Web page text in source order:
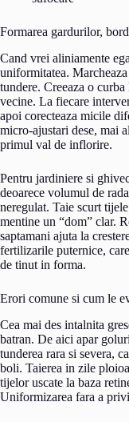
Formarea gardurilor,
Cand vrei aliniamente
uniformitatea.
tundere. Creeaza o
vecine. La fiecare
apoi corecteaza micile
micro-ajustari dese, mai
primul val de inflorire.
Pentru jardiniere si
deoarece volumul de
neregulat. Taie scurt
mentine un “dom” clar.
saptamani ajuta la
fertilizarile puternice,
de tinut in forma.
Erori comune si cum le
Cea mai des intalnita
batran. De aici apar
tunderea rara si severa,
boli. Taierea in zile
tijelor uscate la baza
Uniformizarea fara a